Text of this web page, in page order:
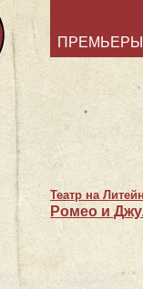
ПРЕМЬЕРЫ
Театр на
Ромео и